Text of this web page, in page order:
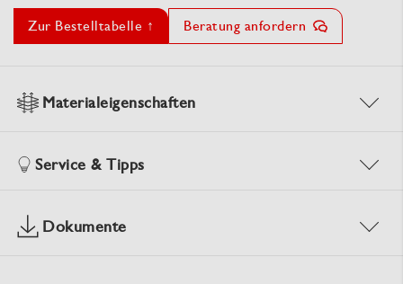
Zur Bestelltabelle ↑ Beratung anfordern
Materialeigenschaften
Service & Tipps
Dokumente